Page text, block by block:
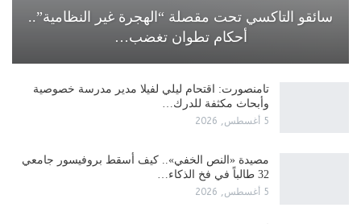
سائقو التاكسي تحت مقصلة “الهجرة غير النظامية”..
أحكام تطوان تغضب…
تامنصورت: اقتحام ليلي لفيلا مدير مدرسة خصوصية
وأبحاث مكثفة للدرك…
5 أغسطس, 2026
مصيدة «النص الخفي».. كيف أسقط بروفيسور جامعي
32 طالباً في فخ الذكاء…
5 أغسطس, 2026